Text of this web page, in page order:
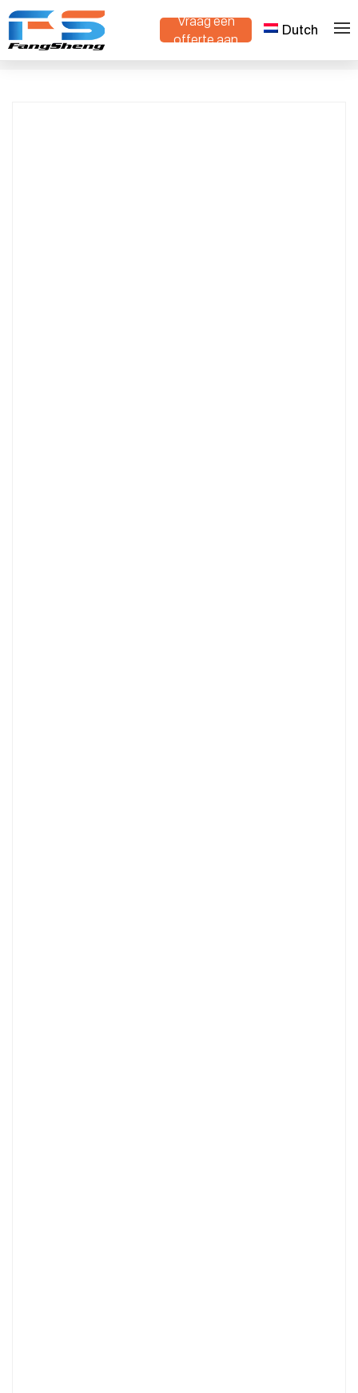
Vraag een
offerte aan
Dutch
Thuis > Producten
Remote Controlled Crawler Lawn Mower
| 27HP Briggs Engine | For Slopes,